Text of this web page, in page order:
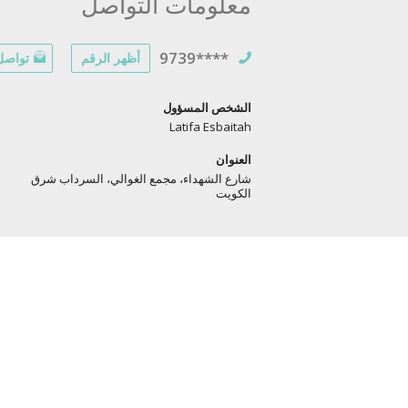
9739**** أظهر الرقم
الشخص المسؤول
Latifa Esbaitah
العنوان
شارع الشهداء، مجمع الغوالي، السرداب شرق
الكويت